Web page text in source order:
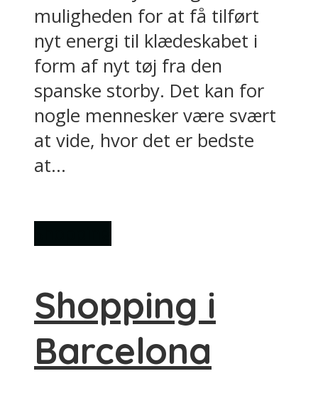
muligheden for at få tilført
nyt energi til klædeskabet i
form af nyt tøj fra den
spanske storby. Det kan for
nogle mennesker være svært
at vide, hvor det er bedste
at...
Shopping i
Barcelona